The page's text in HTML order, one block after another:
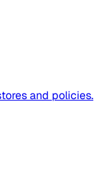
and policies.